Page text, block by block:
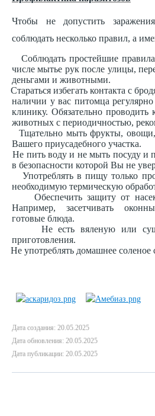
Чтобы не допустить
соблюдать несколько правил, а
Соблюдать простейшие
числе мытье рук после улицы,
деньгами и животными.
Стараться избегать контакта с
наличии у вас питомца
клинику. Обязательно проводить
животных с периодичностью,
Тщательно мыть фрукты,
Вашего приусадебного участка.
Не пить воду и не мыть посуду и
в безопасности которой Вы не
Употреблять в пищу только
необходимую термическую
Обеспечить защиту от
Например, засетчивать
готовые блюда.
Не есть вяленую или
приготовления.
Не употреблять домашнее соленое
Дата создания: 20.05.2025
Дата обновления: 20.05.2025
Дата публикации: 20.05.2025